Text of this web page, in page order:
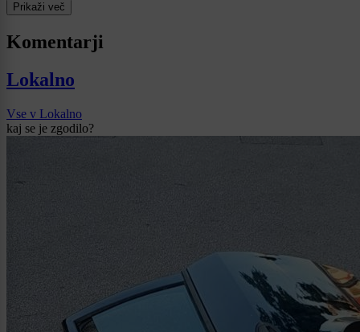
Prikaži več
Komentarji
Lokalno
Vse v Lokalno
kaj se je zgodilo?